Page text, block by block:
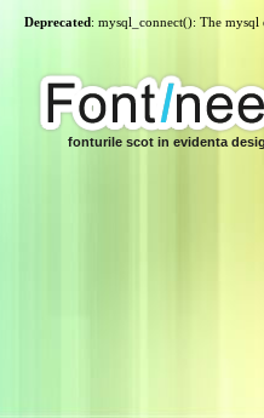
Deprecated: mysql_connect(): The
fonturile scot in evidenta